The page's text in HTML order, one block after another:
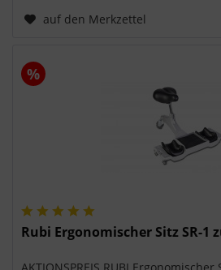
auf den Merkzettel
%
Rubi Ergonomischer Sitz SR-1